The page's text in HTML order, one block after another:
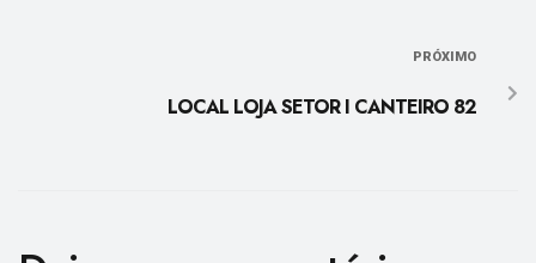
PRÓXIMO
LOCAL LOJA SETOR I CANTEIRO 82